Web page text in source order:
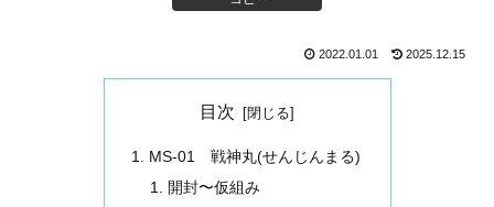
2022.01.01 2025.12.15
目次
MS-01 戦神丸(せんじんまる)
開封〜仮組み